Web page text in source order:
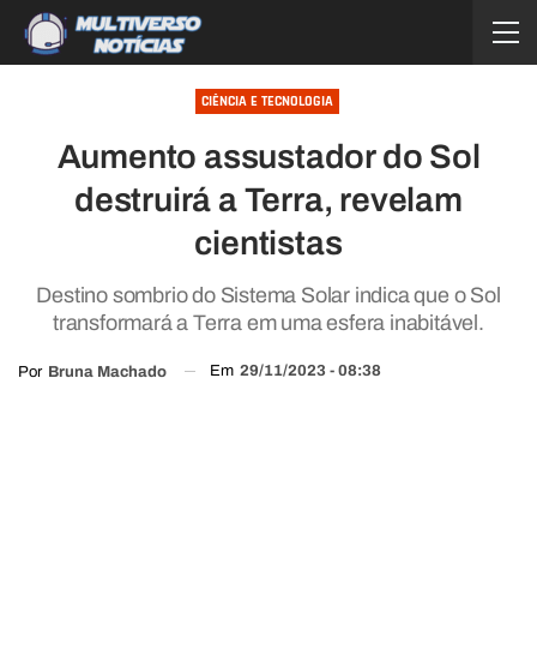
CIÊNCIA E TECNOLOGIA
Aumento assustador do Sol
destruirá a Terra, revelam
cientistas
Destino sombrio do Sistema Solar indica que o Sol
transformará a Terra em uma esfera inabitável.
Por Bruna Machado Em 29/11/2023 - 08:38